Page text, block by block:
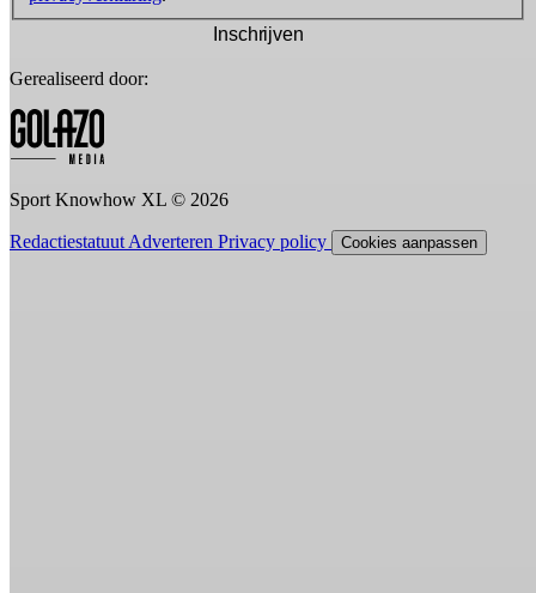
Inschrijven
Gerealiseerd door:
Sport Knowhow XL © 2026
Redactiestatuut Adverteren Privacy policy Cookies aanpassen